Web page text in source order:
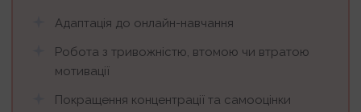
Адаптація до онлайн-навчання
Робота з тривожністю, втомою чи втратою
мотивації
Покращення концентрації та самооцінки